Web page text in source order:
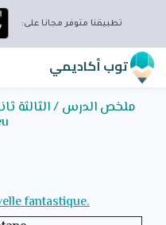
تطبيقنا متوفر مجانا على:
توب أكاديمي
fantastique.
بإستعمال التطبيق
غني يمكنك من التفوق في
إضغط على زر التحميل الان
تحميل التطبيق توب